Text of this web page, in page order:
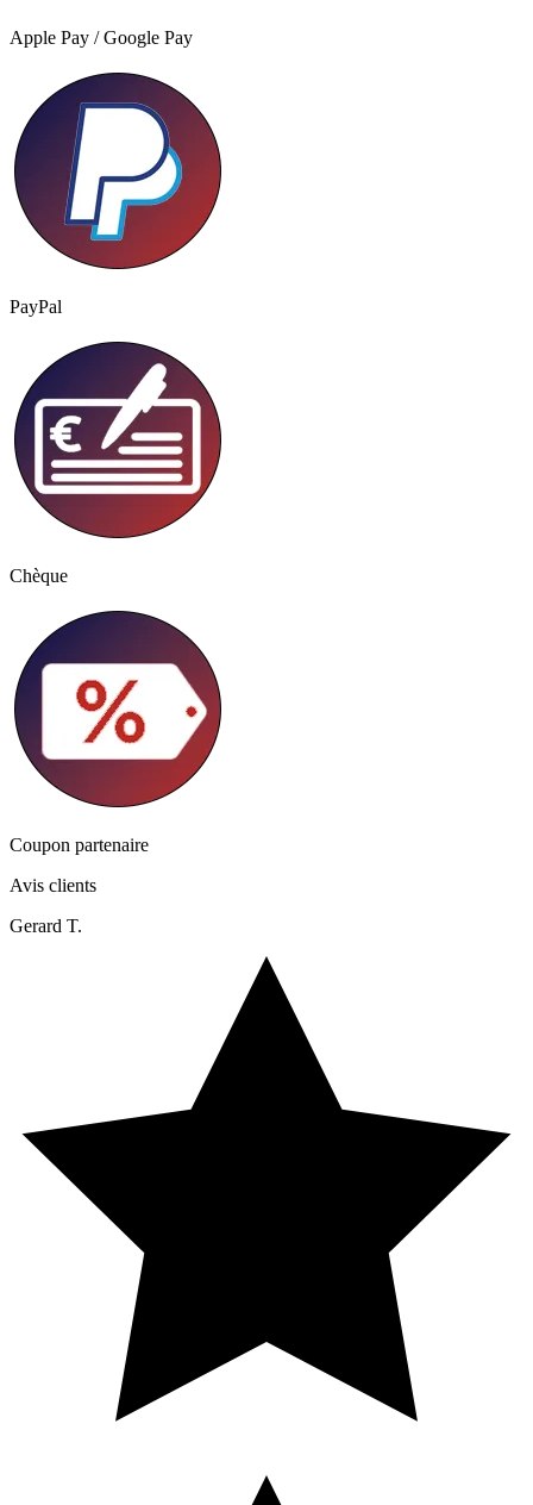
Apple Pay / Google Pay
PayPal
Chèque
Coupon partenaire
Avis clients
Gerard T.